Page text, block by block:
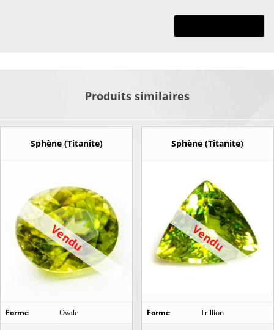
(Titanite)
Produits similaires
Sphène (Titanite)
Vendu
Forme Ovale
Sphène (Titanite)
Vendu
Forme Trillion